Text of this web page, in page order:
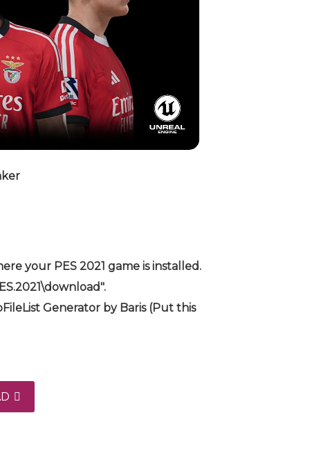
your PES 2021 game is installed.
Generator by Baris (Put this